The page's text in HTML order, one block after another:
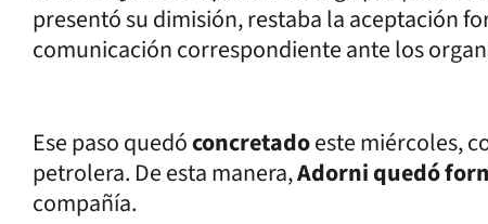
presentó su dimisión, restaba la aceptación
comunicación correspondiente ante los
Ese paso quedóconcretadoeste miércoles,
petrolera. De esta manera,Adorni quedó
compañía.